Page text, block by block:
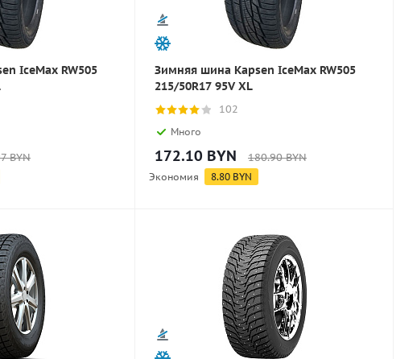
IceMax RW505
BYN
Зимняя шина Kapsen IceMax RW505
215/50R17 95V XL
102
Много
172.10 BYN 180.90BYN
Экономия 8.80 BYN